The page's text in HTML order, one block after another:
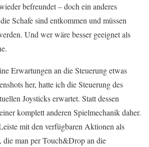
befreundet – doch ein anderes
Schafe sind entkommen und müssen
Und wer wäre besser geeignet als
Erwartungen an die Steuerung etwas
her, hatte ich die Steuerung des
Joysticks erwartet. Statt dessen
komplett anderen Spielmechanik daher.
mit den verfügbaren Aktionen als
die man per Touch&Drop an die